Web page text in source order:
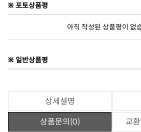
※ 포토상품평
아직 작성된 상품평이 없
※ 일반상품평
상세설명
상품문의(0)
교